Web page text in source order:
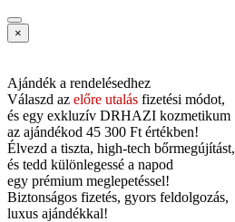
×
Ajándék a rendelésedhez
Válaszd az előre utalás fizetési módot,
és egy exkluzív DRHAZI kozmetikum
az ajándékod 45 300 Ft értékben!
Élvezd a tiszta, high-tech bőrmegújítást,
és tedd különlegessé a napod
egy prémium meglepetéssel!
Biztonságos fizetés, gyors feldolgozás,
luxus ajándékkal!